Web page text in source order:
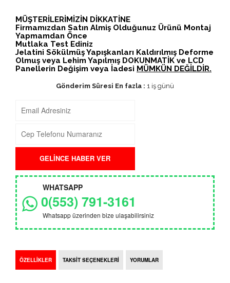
MÜŞTERİLERİMİZİN DİKKATİNE
Firmamızdan Satın Almiş Olduğunuz Ürünü Montaj
Yapmamdan Önce
Mutlaka Test Ediniz
Jelatini Sökülmüş Yapışkanları Kaldırılmış Deforme
Olmuş veya Lehim Yapılmış DOKUNMATİK ve LCD
Panellerin Değişim veya İadesi MÜMKÜN DEĞİLDİR.
Gönderim Süresi En fazla : 1 iş günü
GELİNCE HABER VER
WHATSAPP
0(553) 791-3161
Whatsapp üzerinden bize ulaşabilirsiniz
ÖZELLİKLER TAKSİT SEÇENEKLERİ YORUMLAR